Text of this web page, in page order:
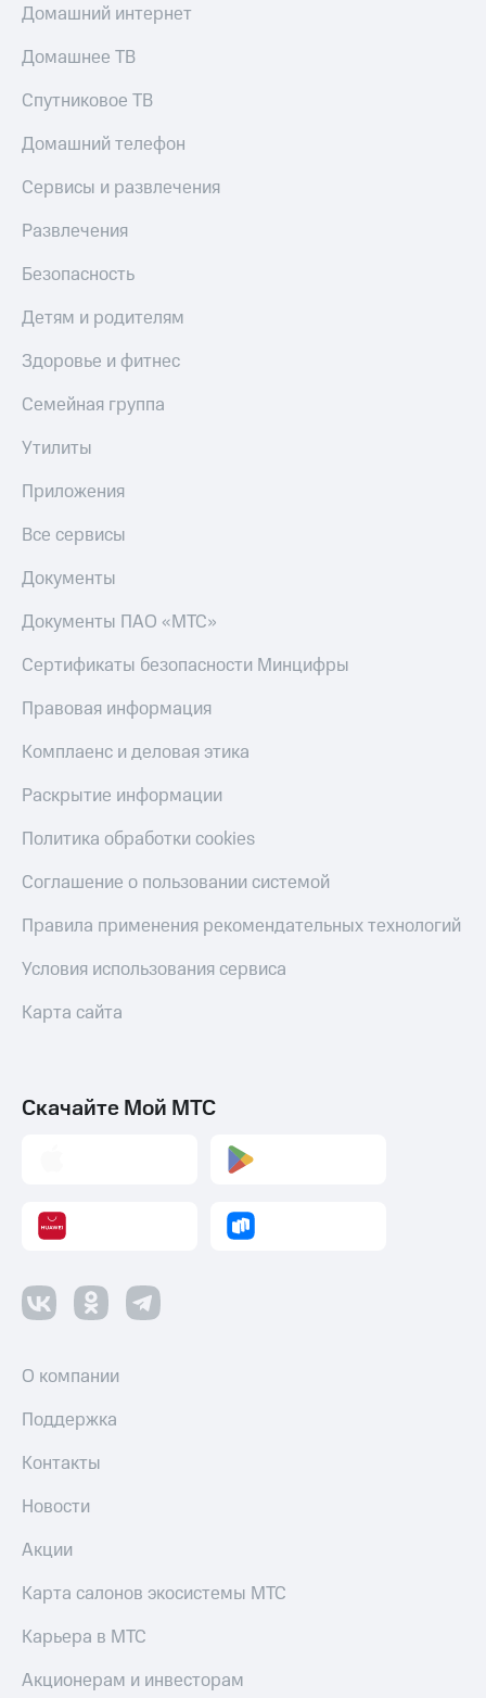
Домашний интернет
Домашнее ТВ
Спутниковое ТВ
Домашний телефон
Сервисы и развлечения
Развлечения
Безопасность
Детям и родителям
Здоровье и фитнес
Семейная группа
Утилиты
Приложения
Все сервисы
Документы
Документы ПАО «МТС»
Сертификаты безопасности Минцифры
Правовая информация
Комплаенс и деловая этика
Раскрытие информации
Политика обработки cookies
Соглашение о пользовании системой
Правила применения рекомендательных технологий
Условия использования сервиса
Карта сайта
Скачайте Мой МТС
О компании
Поддержка
Контакты
Новости
Акции
Карта салонов экосистемы МТС
Карьера в МТС
Акционерам и инвесторам